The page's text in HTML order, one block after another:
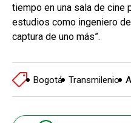
tiempo en una sala de cine
estudios como ingeniero
captura de uno más”.
Bogotá Transmilenio